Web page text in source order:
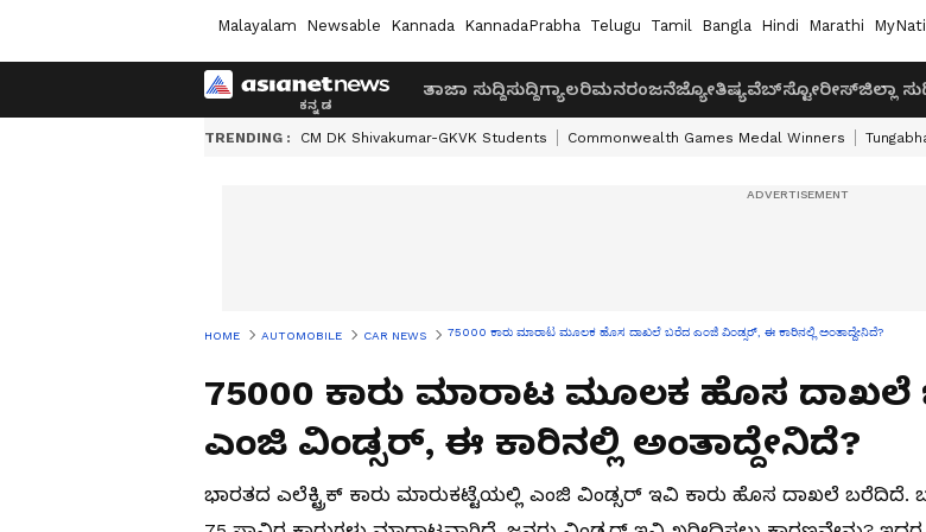
Malayalam Newsable Kannada KannadaPrabha Telugu Tamil Bangla Hindi Marathi
ತಾಜಾ ಸುದ್ದಿಸುದ್ದಿಗ್ಯಾಲರಿಮನರಂಜನೆಜ್ಯೋತಿಷ್ಯವೆಬ್‌ಸ್ಟೋರೀಸ್ಜಿಲ್ಲಾ
TRENDING : CM DK Shivakumar-GKVK Students Commonwealth Games Medal Winners
HOME AUTOMOBILE CAR NEWS 75000 ಕಾರು ಮಾರಾಟ ಮೂಲಕ ಹೊಸ ದಾಖಲೆ ಬರೆದ ಎಂಜಿ ವಿಂಡ್ಸರ್, ಈ ಕಾರಿನಲ್ಲಿ ಅಂತಾದ್ದೇನಿದೆ?
75000 ಕಾರು ಮಾರಾಟ ಮೂಲಕ ಹೊಸ ದಾಖಲೆ
ಎಂಜಿ ವಿಂಡ್ಸರ್, ಈ ಕಾರಿನಲ್ಲಿ ಅಂತಾದ್ದೇನಿದೆ?
ಭಾರತದ ಎಲೆಕ್ಟ್ರಿಕ್ ಕಾರು ಮಾರುಕಟ್ಟೆಯಲ್ಲಿ ಎಂಜಿ ವಿಂಡ್ಸರ್ ಇವಿ ಕಾರು ಹೊಸ ದಾಖಲೆ ಬರೆದಿದೆ.